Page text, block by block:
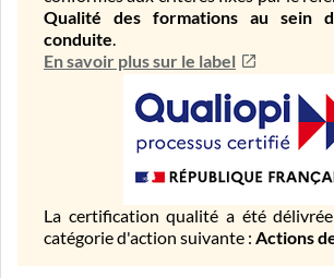
Qualité des formations au sein
conduite.
En savoir plus sur le label
La certification qualité a été
catégorie d'action suivante : Actions